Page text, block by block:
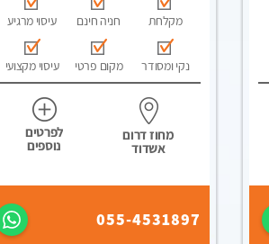
מקלחת חניה חינם עיסוי מרגיע
נקי ומסודר מקום פרטי עיסוי מקצועי
מחוז דרום
אשדוד
לפרטים
נוספים
055-4531897